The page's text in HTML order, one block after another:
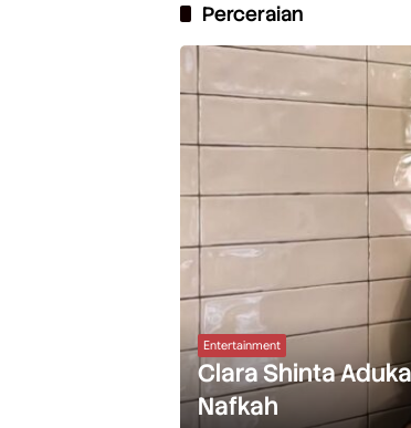
Perceraian
Entertainment
Clara Shinta
Nafkah